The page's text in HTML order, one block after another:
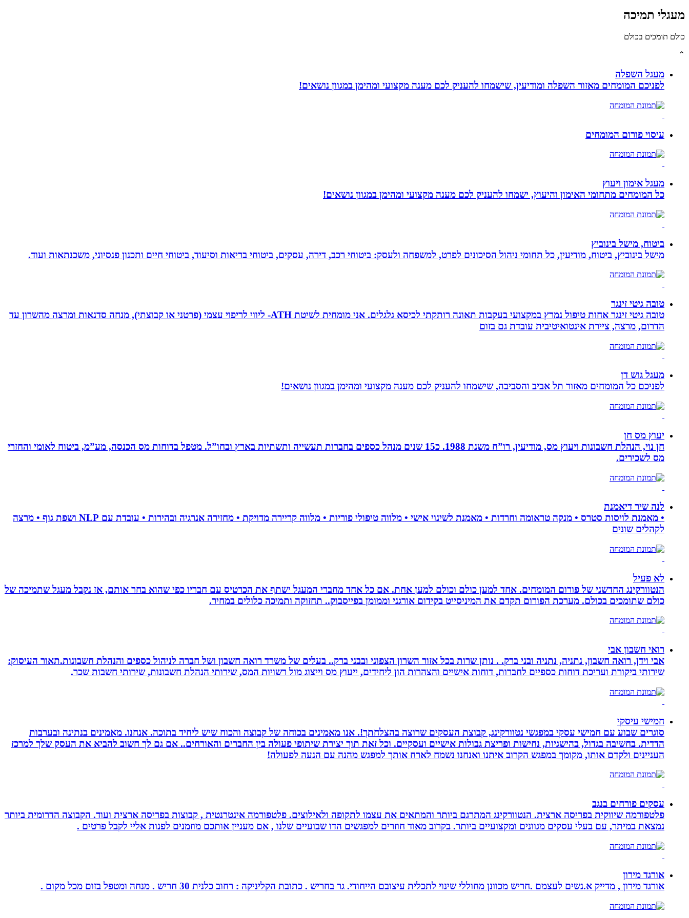
מעגלי תמיכה
כולם תומכים בכולם
⌃
מעגל השפלה
לפניכם המומחים מאזור השפלה ומודיעין, שישמחו להעניק לכם מענה מקצועי ומהימן במגוון נושאים!
עיסוי פורום המומחים
מעגל אימון ויעוץ
כל המומחים מתחומי האימון והיעוץ, ישמחו להעניק לכם מענה מקצועי ומהימן במגוון נושאים!
ביטוח, מישל בינוביץ
מישל בינוביץ, ביטוח, מודיעין, כל תחומי ניהול הסיכונים לפרט, למשפחה ולעסק: ביטוחי רכב, דירה, עסקים, ביטוחי בריאות וסיעוד, ביטוחי חיים ותכנון פנסיוני, משכנתאות ועוד.
טובה גיטי זינגר
טובה גיטי זינגר אחות טיפול נמרץ במקצועי בעקבות תאונה רותקתי לכיסא גלגלים. אני מומחית לשיטת ATH- ליווי לריפוי עצמי (פרטני או קבוצתי), מנחה סדנאות ומרצה מהשרון עד
הדרום, מרצה, ציירת אינטואיטיבית עובדת גם בזום
מעגל גוש דן
לפניכם כל המומחים מאזור תל אביב והסביבה, שישמחו להעניק לכם מענה מקצועי ומהימן במגוון נושאים!
יעוץ מס חן
חן נוי, הנהלת חשבונות ויעוץ מס, מודיעין, רו”ח משנת 1988. כ15 שנים מנהל כספים בחברות תעשייה ותשתיות בארץ ובחו”ל. מטפל בדוחות מס הכנסה, מע”מ, ביטוח לאומי והחזרי
מס לשכירים.
לנה שיר דיאמנת
• מאמנת לויסות סטרס • מנקה טראומה וחרדות • מאמנת לשינוי אישי • מלווה טיפולי פוריות • מלווה קריירה מדויקת • מחזירה אנרגיה ובהירות • עובדת עם NLP ושפת גוף • מרצה
לקהלים שונים
לא פעיל
הנטוורקינג החדשני של פורום המומחים. אחד למען כולם וכולם למען אחת. אם כל אחד מחברי המעגל ישתף את הכרטיס עם חבריו כפי שהוא בחר אותם, אז נקבל מעגל שתמיכה של
כולם שתומכים בכולם. מערכת הפורום תקדם את המיניסייט בקידום אורגני וממומן בפייסבוק.. תחזוקה ותמיכה כלולים במחיר.
רואי חשבון אבי
אבי וידן, רואה חשבון, נתניה, נתניה ובני ברק. . נותן שרות בכל אזור השרון הצפוני ובבני ברק.. בעלים של משרד רואה חשבון ושל חברה לניהול כספים והנהלת חשבונות.תאור העיסוק:
שירותי ביקורת ועריכת דוחות כספיים לחברות, דוחות אישיים והצהרות הון ליחידים, ייעוץ מס וייצוג מול רשויות המס, שירותי הנהלת חשבונות, שירותי חשבות שכר.
חמישי עיסקי
סוגרים שבוע עם חמישי עסקי במפגשי נטוורקינג, קבוצת העסקים שרוצה בהצלחתך!. אנו מאמינים בכוחה של קבוצה והכוח שיש ליחיד בתוכה. אנחנו. מאמינים בנתינה ובערבות
הדדית. בחשיבה בגדול, בהישגיות, נחישות ופריצת גבולות אישיים ועסקיים. וכל זאת תוך יצירת שיתופי פעולה בין החברים והאורחים.. אם גם לך חשוב להביא את העסק שלך למרכז
העניינים ולקדם אותו, מקומך במפגש הקרוב איתנו ואנחנו נשמח לארח אותך למפגש מהנה עם הנעה לפעולה!
עסקים פורחים בנגב
פלטפורמה שיווקית בפריסה ארצית. הנטוורקינג המתרגם ביותר והמתאים את עצמו לתקופה ולאילוצים. פלטפורמה אינטרנטית , קבוצות בפריסה ארצית ועוד. הקבוצה הדרומית ביותר
נמצאת במיתר, עם בעלי עסקים מגוונים ומקצועיים ביותר. בקרוב מאוד חוזרים למפגשים הדו שבועיים שלנו , אם מעניין אותכם מוזמנים לפנות אליי לקבל פרטים .
אורגד מירון
אורגד מירון , מדייק א.נשים לעצמם .חריש מכוונן מחוללי שינוי לתכלית עיצובם הייחודי. גר בחריש . כתובת הקליניקה : רחוב כלנית 30 חריש . מנחה ומטפל בזום מכל מקום .